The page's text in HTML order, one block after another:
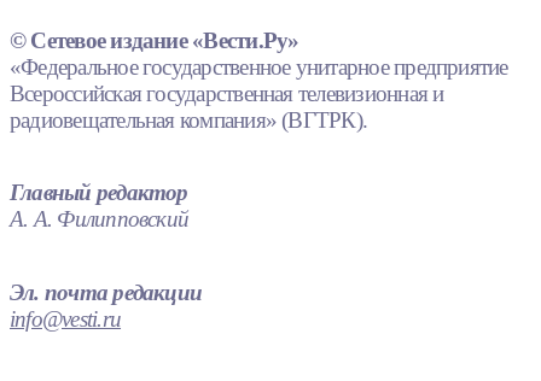
© Сетевое издание «Вести.Ру»
«Федеральное государственное унитарное предприятие
Всероссийская государственная телевизионная и
радиовещательная компания» (ВГТРК).
Главный редактор
А. А. Филипповский
Эл. почта редакции
info@vesti.ru